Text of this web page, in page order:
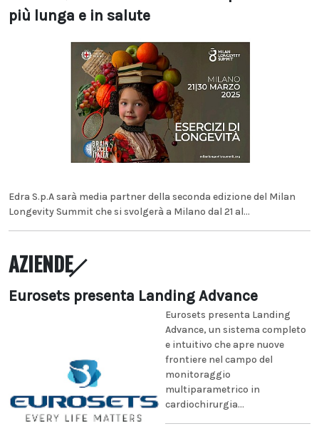
più lunga e in salute
Edra S.p.A sarà media partner della seconda edizione del Milan
Longevity Summit che si svolgerà a Milano dal 21 al...
AZIENDE
Eurosets presenta Landing Advance
Eurosets presenta Landing
Advance, un sistema completo
e intuitivo che apre nuove
frontiere nel campo del
monitoraggio
multiparametrico in
cardiochirurgia...